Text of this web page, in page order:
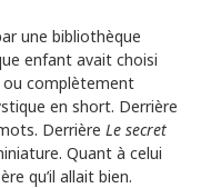
une bibliothèque
enfant avait choisi
ou complètement
en short. Derrière
Derrière Le secret
Quant à celui
qu’il allait bien.